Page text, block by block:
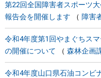
第22回全国障害者スポーツ
報告会を開催します
障害
令和4年度第1回やまぐちス
の開催について
森林企画
令和4年度山口県石油コンビ